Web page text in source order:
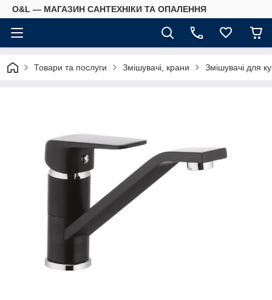
O&L — МАГАЗИН САНТЕХНІКИ ТА ОПАЛЕННЯ
Товари та послуги Змішувачі, крани Змішувачі для